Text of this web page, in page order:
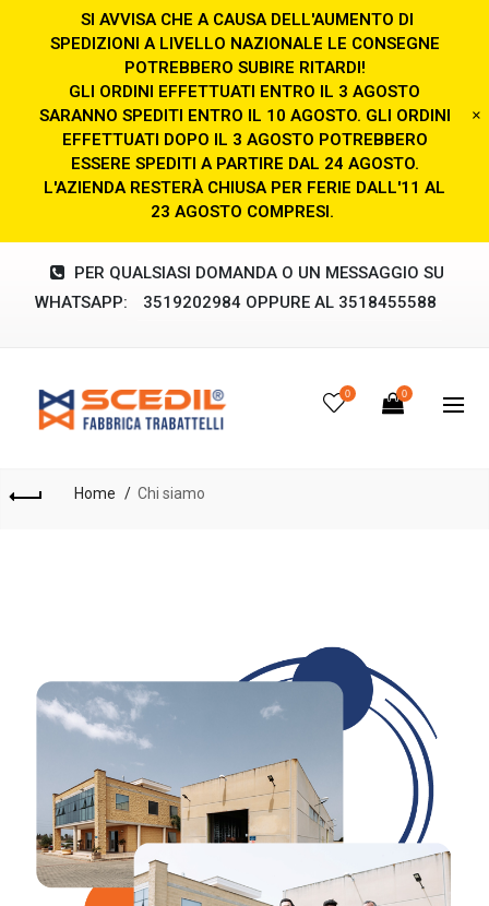
SI AVVISA CHE A CAUSA DELL'AUMENTO DI
SPEDIZIONI A LIVELLO NAZIONALE LE CONSEGNE
POTREBBERO SUBIRE RITARDI!
GLI ORDINI EFFETTUATI ENTRO IL 3 AGOSTO
SARANNO SPEDITI ENTRO IL 10 AGOSTO. GLI ORDINI
EFFETTUATI DOPO IL 3 AGOSTO POTREBBERO
ESSERE SPEDITI A PARTIRE DAL 24 AGOSTO.
L'AZIENDA RESTERÀ CHIUSA PER FERIE DALL'11 AL
23 AGOSTO COMPRESI.
×
PER QUALSIASI DOMANDA O UN MESSAGGIO SU
WHATSAPP:
3519202984 OPPURE AL 3518455588
0 0
Home Chi siamo